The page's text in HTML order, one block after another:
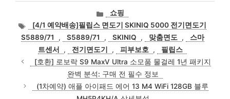
카
테
고
리
쇼핑
태
그
[4/1 예약배송]필립스 면도기 SKINIQ 5000 전기면도기
S5889/71
, S5889/71 , SKINIQ , 맞춤면도 ,
스마
트센서
, 전기면도기 , 피부보호 ,
필립스
[호환] 로보락 S9 MaxV Ultra 소모품 물걸레 1년 패키지
완벽 분석: 구매 전 필수 정보
(1차예약) 애플 아이패드 에어 13 M4 WiFi 128GB 블루